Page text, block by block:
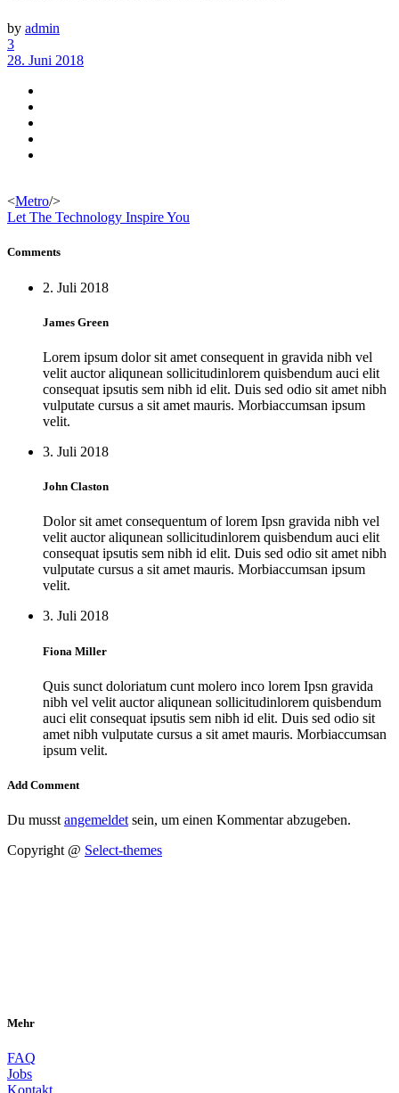
by admin
3
28. Juni 2018
<Metro/>
Let The Technology Inspire You
Comments
2. Juli 2018
James Green
Lorem ipsum dolor sit amet consequent in gravida nibh vel
velit auctor aliqunean sollicitudinlorem quisbendum auci elit
consequat ipsutis sem nibh id elit. Duis sed odio sit amet nibh
vulputate cursus a sit amet mauris. Morbiaccumsan ipsum
velit.
3. Juli 2018
John Claston
Dolor sit amet consequentum of lorem Ipsn gravida nibh vel
velit auctor aliqunean sollicitudinlorem quisbendum auci elit
consequat ipsutis sem nibh id elit. Duis sed odio sit amet nibh
vulputate cursus a sit amet mauris. Morbiaccumsan ipsum
velit.
3. Juli 2018
Fiona Miller
Quis sunct doloriatum cunt molero inco lorem Ipsn gravida
nibh vel velit auctor aliqunean sollicitudinlorem quisbendum
auci elit consequat ipsutis sem nibh id elit. Duis sed odio sit
amet nibh vulputate cursus a sit amet mauris. Morbiaccumsan
ipsum velit.
Add Comment
Du musst angemeldet sein, um einen Kommentar abzugeben.
Copyright @ Select-themes
Mehr
FAQ
Jobs